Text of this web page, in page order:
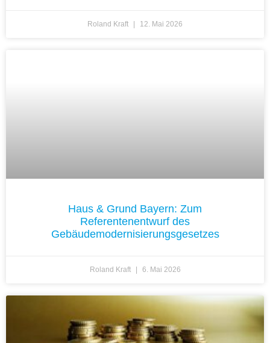
Roland Kraft 12. Mai 2026
Haus & Grund Bayern: Zum
Referentenentwurf des
Gebäudemodernisierungsgesetzes
Roland Kraft 6. Mai 2026